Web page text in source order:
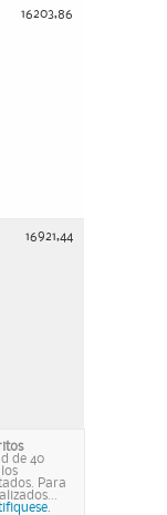
16203,86
16921,44
de 40
Para